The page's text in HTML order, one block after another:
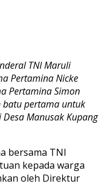
TNI Maruli
Pertamina Nicke
Pertamina Simon
batu pertama untuk
Manusak Kupang
bersama TNI
kepada warga
oleh Direktur